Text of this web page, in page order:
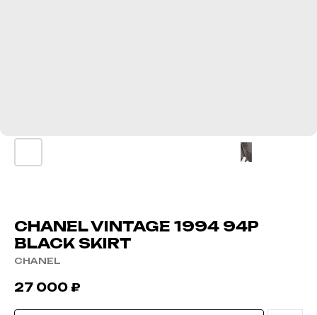
CHANEL VINTAGE 1994 94P
BLACK SKIRT
CHANEL
27 000 ₽